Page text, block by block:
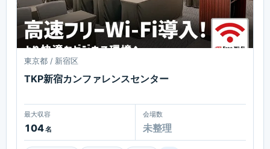
東京都 / 新宿区
TKP新宿カンファレンスセンター
最大収容
104名
会場数
未整理